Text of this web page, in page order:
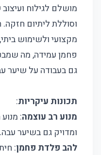
מושלם לגילוח
וסוללת ליתיום
מקצועי ולשימוש
פחמן עמידה, מה
גם בעבודה על שיער
תכונות עיקריות:
מנוע רב עוצמה:
ומדויק גם בשיער עבה.
להב פלדת פחמן: